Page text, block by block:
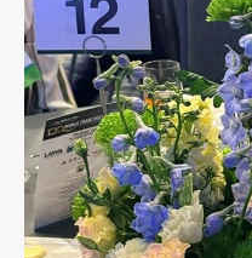
By submitting this form, you are
Company Announcements
of Los Angeles, Berth 212-223,
https://yti.com/. You can revoke
time by using the
email.Emails are serviced by